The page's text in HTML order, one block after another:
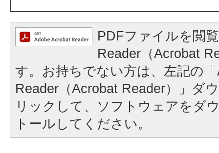
PDFファイルを閲
Reader（Acrobat
す。お持ちでない方は、左記の
Reader（Acrobat Reader）」ダ
リックして、ソフトウェアをダ
トールしてください。